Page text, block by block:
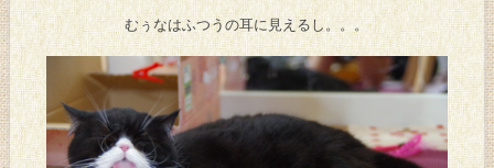
むぅなはふつうの耳に見えるし。。。